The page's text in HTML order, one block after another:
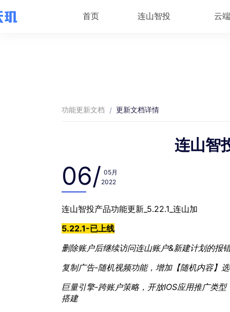
首页 连山智投 云
功能更新文档 / 更新文档详情
连山智
06/ 05月
2022
连山智投产品功能更新_5.22.1_连山加
5.22.1-已上线
删除账户后继续访问连山账户&新建计划的报
复制广告-随机视频功能，增加【随机内容】
巨量引擎-跨账户策略，开放IOS应用推广类
搭建